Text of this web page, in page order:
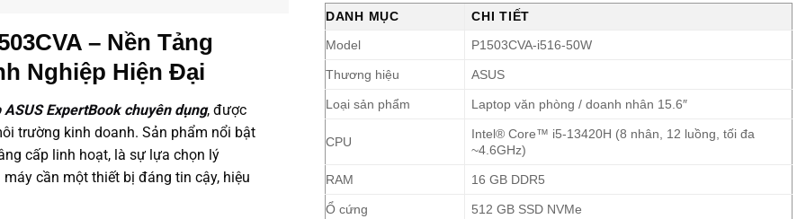
– Nền Tảng
Nghiệp Hiện Đại
ExpertBook chuyên dụng, được
trường kinh doanh. Sản phẩm nổi bật
cấp linh hoạt, là sự lựa chọn lý
cần một thiết bị đáng tin cậy, hiệu
DANH MỤC
CHI TIẾT
Model
P1503CVA-i516-50W
Thương hiệu ASUS
Loại sản phẩm Laptop văn phòng / doanh nhân 15.6″
CPU
Intel® Core™ i5-13420H (8 nhân, 12 luồng, tối đa
~4.6GHz)
RAM 16 GB DDR5
Ổ cứng 512 GB SSD NVMe